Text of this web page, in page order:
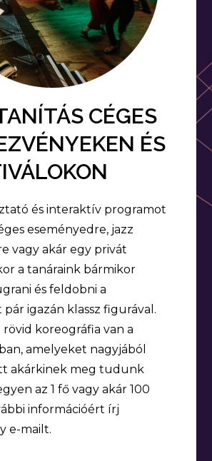
CÉGES
ÉS
és interaktív programot
eseményedre, jazz
vagy akár egy privát
a tanáraink bármikor
és feldobni a
igazán klassz figurával.
koreográfia van a
amelyeket nagyjából
akárkinek meg tudunk
az 1 fő vagy akár 100
információért írj
e-mailt.